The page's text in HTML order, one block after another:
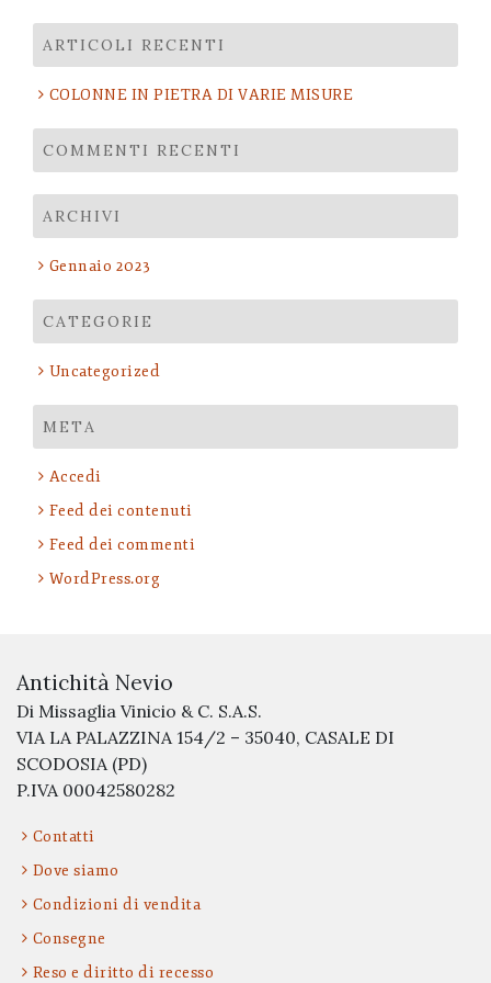
ARTICOLI RECENTI
COLONNE IN PIETRA DI VARIE MISURE
COMMENTI RECENTI
ARCHIVI
Gennaio 2023
CATEGORIE
Uncategorized
META
Accedi
Feed dei contenuti
Feed dei commenti
WordPress.org
Antichità Nevio
Di Missaglia Vinicio & C. S.A.S.
VIA LA PALAZZINA 154/2 – 35040, CASALE DI
SCODOSIA (PD)
P.IVA 00042580282
Contatti
Dove siamo
Condizioni di vendita
Consegne
Reso e diritto di recesso